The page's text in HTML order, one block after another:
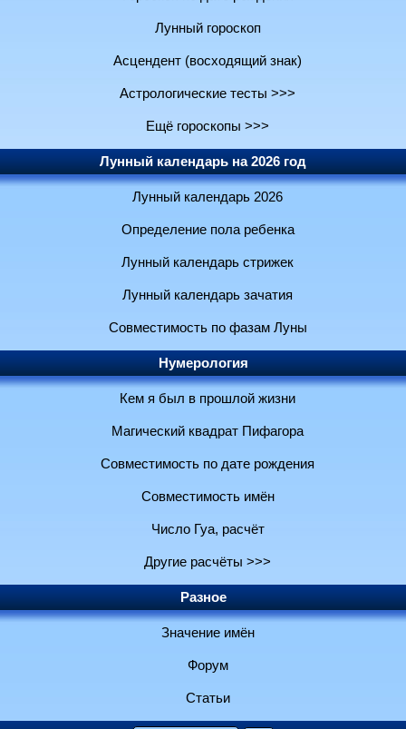
Лунный гороскоп
Асцендент (восходящий знак)
Астрологические тесты >>>
Ещё гороскопы >>>
Лунный календарь на 2026 год
Лунный календарь 2026
Определение пола ребенка
Лунный календарь стрижек
Лунный календарь зачатия
Совместимость по фазам Луны
Нумерология
Кем я был в прошлой жизни
Магический квадрат Пифагора
Совместимость по дате рождения
Совместимость имён
Число Гуа, расчёт
Другие расчёты >>>
Разное
Значение имён
Форум
Статьи